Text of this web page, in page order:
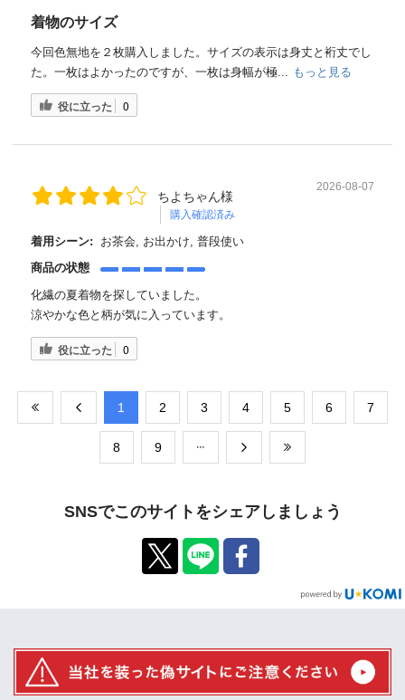
着物のサイズ
今回色無地を２枚購入しました。サイズの表示は身丈と裄丈でし
た。一枚はよかったのですが、一枚は身幅が極...
もっと見る
役に立った 0
ちよちゃん様
購入確認済み
2026-08-07
着用シーン:
お茶会, お出かけ, 普段使い
商品の状態
化繊の夏着物を探していました。
涼やかな色と柄が気に入っています。
役に立った 0
​1 ​2 ​3 ​4 ​5 ​6 ​7
​8 ​9
SNSでこのサイトをシェアしましょう